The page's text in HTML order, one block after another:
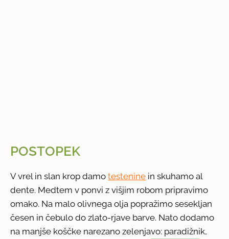
POSTOPEK
V vrel in slan krop damotestenine in skuhamo al
dente. Medtem v ponvi z višjim robom pripravimo
omako. Na malo olivnega olja popražimo sesekljan
česen in čebulo do zlato-rjave barve. Nato dodamo
na manjše koščke narezano zelenjavo: paradižnik,